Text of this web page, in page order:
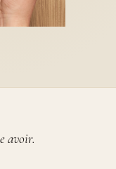
avoir.